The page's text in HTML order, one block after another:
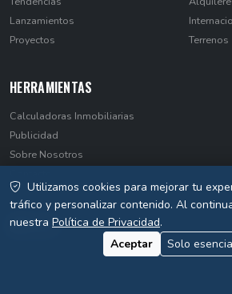
Lanzamientos
Proyectos
Terrenos
HERRAMIENTAS
Calculadoras Inmobiliarias
Publicidad
Sobre Nosotros
Privacidad
Utilizamos cookies para mejorar tu
tráfico y personalizar contenido. Al
nuestra Política de Privacidad.
Aceptar
Solo